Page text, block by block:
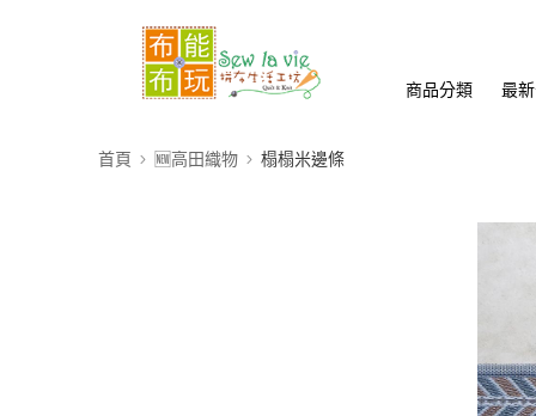
商品分類 最
首頁 🆕高田織物 榻榻米邊條